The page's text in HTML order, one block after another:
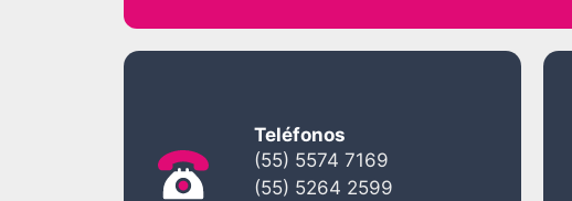
Teléfonos
(55) 5574 7169
(55) 5264 2599